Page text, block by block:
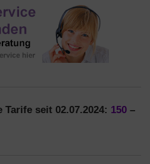
seit 02.07.2024: 150 –